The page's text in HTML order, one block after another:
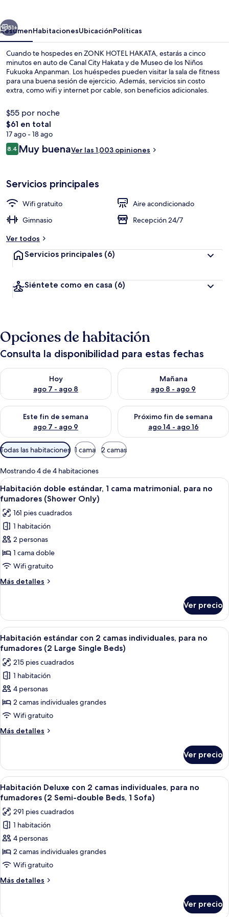
Siguiente
51+
ResumenHabitacionesUbicaciónPolíticas
Cuando te hospedes en ZONK HOTEL HAKATA, estarás a cinco
minutos en auto de Canal City Hakata y de Museo de los Niños
Fukuoka Anpanman. Los huéspedes pueden visitar la sala de fitness
para una buena sesión de ejercicio. Además, servicios sin costo
extra, como wifi y internet por cable, son beneficios adicionales.
Centro de convenciones Marine Messe Fukuoka están a solo cinco
minutos en auto. Otros visitantes hablan muy bien de las
amenidades y características como el personal amable. Hay
opciones de transporte público muy cerca: Estación de metro de
Gion está a apenas 14 minutos a pie.
$55 por noche
El
precio
total
es
$61 en total
17 ago - 18 ago
Opiniones
8.48.4 de 10,
Muy buenaVer las 1,003 opiniones
Servicios principales
Wifi gratuito
Aire acondicionado
Gimnasio
Recepción 24/7
Ver todos
Servicios principales (6)
Siéntete como en casa (6)
Opciones de habitación
Consulta la disponibilidad para estas fechas
Hoy
ago 7 - ago 8
Consulta la disponibilidad para hoy ago 7 - ago 8
Mañana
ago 8 - ago 9
Consulta la disponibilidad
Este fin de semana
ago 7 - ago 9
Consulta la disponibilidad para este fin de semana ago 7 -
Próximo fin de semana
ago 14 - ago 16
Consulta la disponibilidad
Filtros
disponibles
para
las
habitaciones
Todas las habitaciones 1 cama 2 camas
Mostrando 4 de 4 habitaciones
Abrir
todas
las
fotos
de
Habitación
doble
estándar,
1
cama
para
no
fumadores
(Shower
Only)
Una habitación de hotel con cama,
13
Habitación doble estándar, 1 cama matrimonial, para no
fumadores (Shower Only)
161 pies cuadrados
1 habitación
2 personas
1 cama doble
Wifi gratuito
Más detalles
Más
doble
estándar,
1
cama
para
no
fumadores
(Shower
Only)
Ver precio
Abrir
todas
las
fotos
de
Habitación
estándar
con
2
camas
para
no
fumadores
(2
Large
Single
Beds)
Habitación de hotel con piso de
11
Habitación estándar con 2 camas individuales, para no
fumadores (2 Large Single Beds)
215 pies cuadrados
1 habitación
4 personas
2 camas individuales grandes
Wifi gratuito
Más detalles
Más
estándar
con
2
camas
para
no
fumadores
(2
Large
Beds)
Ver precio
Abrir
todas
las
fotos
de
Habitación
Deluxe
con
2
camas
para
Habitación de hotel con cama,
11
Habitación Deluxe con 2 camas individuales, para no
fumadores (2 Semi-double Beds, 1 Sofa)
291 pies cuadrados
1 habitación
4 personas
2 camas individuales grandes
Wifi gratuito
Más detalles
Más
Ver precio